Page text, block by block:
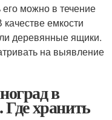
можно в течение
емкости
деревянные ящики.
на выявление
в
хранить